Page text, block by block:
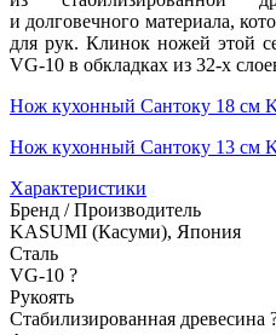
и долговечного материала,
для рук. Клинок ножей этой
VG-10 в обкладках из 32-х
Нож кухонный Сантоку 18 см
Нож кухонный Сантоку 13 см
Характеристики
Бренд / Производитель
KASUMI (Касуми), Япония
Сталь
VG-10 ?
Рукоять
Стабилизированная древесина